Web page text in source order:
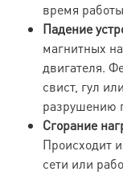
время
Падение
магнитных
двигателя.
свист, гул
разрушению
Сгорание
Происходит
сети или